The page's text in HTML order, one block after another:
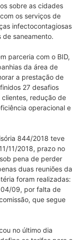
sobre as cidades
os serviços de
infectocontagiosas
saneamento.
parceria com o BID,
da área de
a prestação de
27 desafios
redução de
operacional e
844/2018 teve
11/2018, prazo no
pena de perder
duas reuniões da
foram realizadas:
09, por falta de
que segue
no último dia